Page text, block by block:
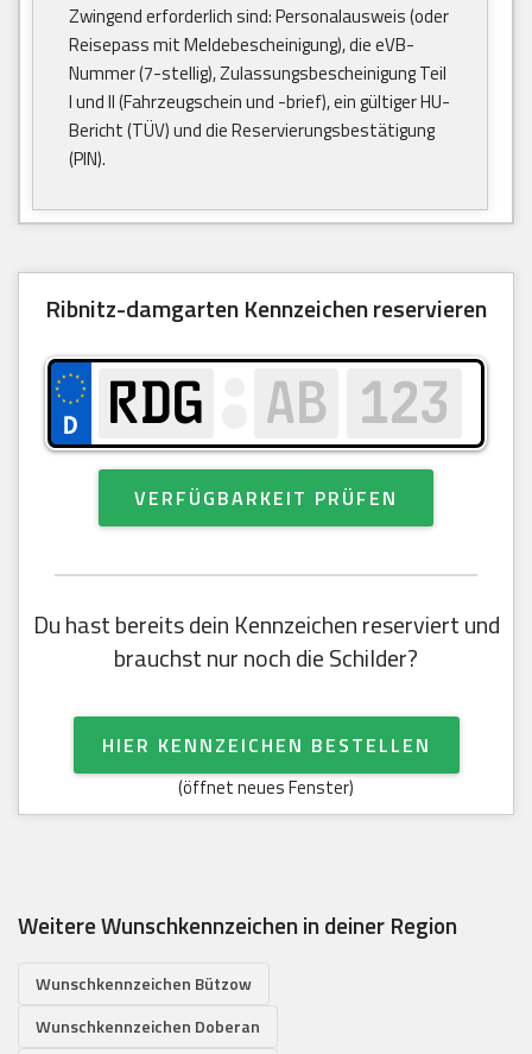
Zwingend erforderlich sind: Personalausweis (oder
Reisepass mit Meldebescheinigung), die eVB-
Nummer (7-stellig), Zulassungsbescheinigung Teil
I und II (Fahrzeugschein und -brief), ein gültiger HU-
Bericht (TÜV) und die Reservierungsbestätigung
(PIN).
Ribnitz-damgarten Kennzeichen reservieren
VERFÜGBARKEIT PRÜFEN
Du hast bereits dein Kennzeichen reserviert und
brauchst nur noch die Schilder?
HIER KENNZEICHEN BESTELLEN
(öffnet neues Fenster)
Weitere Wunschkennzeichen in deiner Region
Wunschkennzeichen Bützow
Wunschkennzeichen Doberan